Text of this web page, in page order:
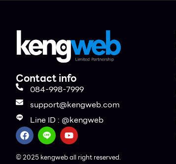
Contact info
084-998-7999
support@kengweb.com
Line ID : @kengweb
© 2025 kengweb all right reserved.